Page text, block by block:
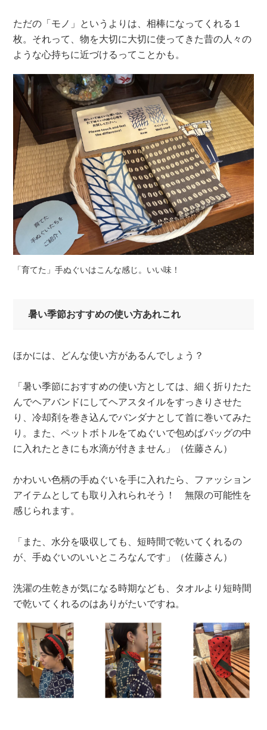
ただの「モノ」というよりは、相棒になってくれる１
枚。それって、物を大切に大切に使ってきた昔の人々の
ような心持ちに近づけるってことかも。
「育てた」手ぬぐいはこんな感じ。いい味！
暑い季節おすすめの使い方あれこれ
ほかには、どんな使い方があるんでしょう？
「暑い季節におすすめの使い方としては、細く折りたた
んでヘアバンドにしてヘアスタイルをすっきりさせた
り、冷却剤を巻き込んでバンダナとして首に巻いてみた
り。また、ペットボトルをてぬぐいで包めばバッグの中
に入れたときにも水滴が付きません」（佐藤さん）
かわいい色柄の手ぬぐいを手に入れたら、ファッション
アイテムとしても取り入れられそう！ 無限の可能性を
感じられます。
「また、水分を吸収しても、短時間で乾いてくれるの
が、手ぬぐいのいいところなんです」（佐藤さん）
洗濯の生乾きが気になる時期なども、タオルより短時間
で乾いてくれるのはありがたいですね。